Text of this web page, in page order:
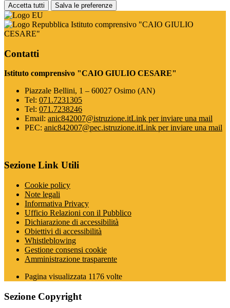
Accetta tutti Salva le preferenze
Istituto comprensivo "CAIO GIULIO
CESARE"
Contatti
Istituto comprensivo "CAIO GIULIO CESARE"
Piazzale Bellini, 1 – 60027 Osimo (AN)
Tel: 071.7231305
Tel: 071.7238246
Email: anic842007@istruzione.itLink per inviare una mail
PEC: anic842007@pec.istruzione.itLink per inviare una mail
Sezione Link Utili
Cookie policy
Note legali
Informativa Privacy
Ufficio Relazioni con il Pubblico
Dichiarazione di accessibilità
Obiettivi di accessibilità
Whistleblowing
Gestione consensi cookie
Amministrazione trasparente
Pagina visualizzata 1176 volte
Sezione Copyright